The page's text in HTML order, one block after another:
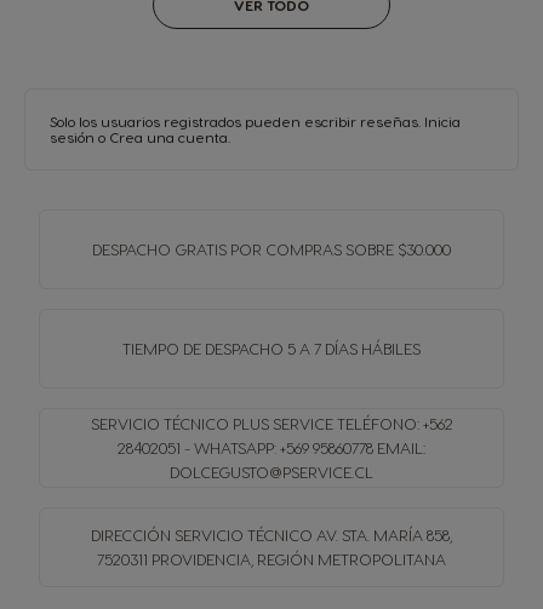
VER TODO
Solo los usuarios registrados pueden escribir reseñas. Inicia
sesión o Crea una cuenta
DESPACHO GRATIS POR COMPRAS SOBRE $30.000
TIEMPO DE DESPACHO 5 A 7 DÍAS HÁBILES
SERVICIO TÉCNICO PLUS SERVICE TELÉFONO: +562
28402051 - WHATSAPP: +569 95860778 EMAIL:
DOLCEGUSTO@PSERVICE.CL
DIRECCIÓN SERVICIO TÉCNICO AV. STA. MARÍA 858,
7520311 PROVIDENCIA, REGIÓN METROPOLITANA